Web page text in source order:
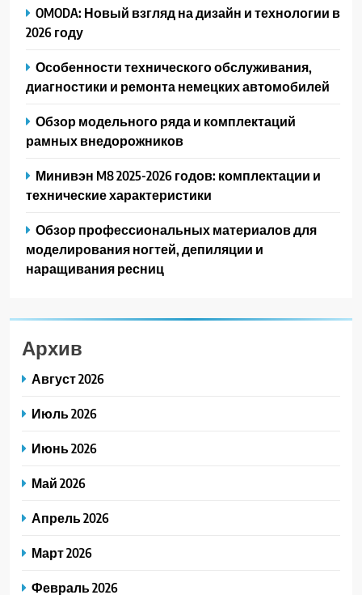
OMODA: Новый взгляд на дизайн и технологии в
2026 году
Особенности технического обслуживания,
диагностики и ремонта немецких автомобилей
Обзор модельного ряда и комплектаций
рамных внедорожников
Минивэн M8 2025-2026 годов: комплектации и
технические характеристики
Обзор профессиональных материалов для
моделирования ногтей, депиляции и
наращивания ресниц
Архив
Август 2026
Июль 2026
Июнь 2026
Май 2026
Апрель 2026
Март 2026
Февраль 2026